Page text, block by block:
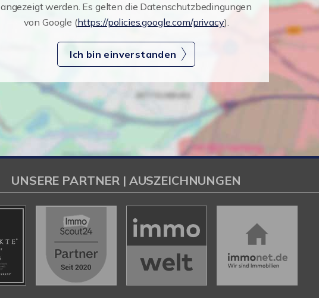
angezeigt werden. Es gelten die Datenschutzbedingungen
von Google (https://policies.google.com/privacy).
Ich bin einverstanden
UNSERE PARTNER | AUSZEICHNUNGEN